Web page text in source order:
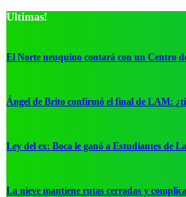
Ultimas!
El Norte neuquino contará con un Centro
Ángel de Brito confirmó el final de LAM:
Ley del ex: Boca le ganó a Estudiantes de
La nieve mantiene rutas cerradas y